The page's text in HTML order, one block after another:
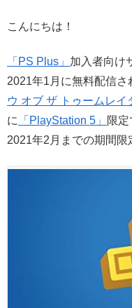
こんにちは！
「PS Plus」 加入者向け
2021年1月に無料配信さ
ウ オブ ザ トゥームレイ
に
「PlayStation 5」
限
2021年2月までの期間限